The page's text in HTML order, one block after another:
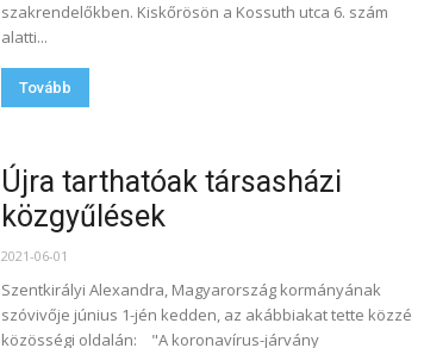
szakrendelőkben. Kiskőrösön a Kossuth utca 6. szám
alatti...
Tovább
Újra tarthatóak társasházi
közgyűlések
2021-06-01
Szentkirályi Alexandra, Magyarország kormányának
szóvivője június 1-jén kedden, az akábbiakat tette közzé
közösségi oldalán: "A koronavírus-járvány